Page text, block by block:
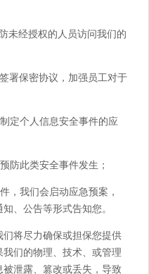
未经授权的人员访问我们的
署保密协议，加强员工对于
定个人信息安全事件的应
防此类安全事件发生；
，我们会启动应急预案，
、公告等形式告知您。
将尽力确保或担保您提供
们的物理、技术、或管理
泄露、篡改或丢失，导致